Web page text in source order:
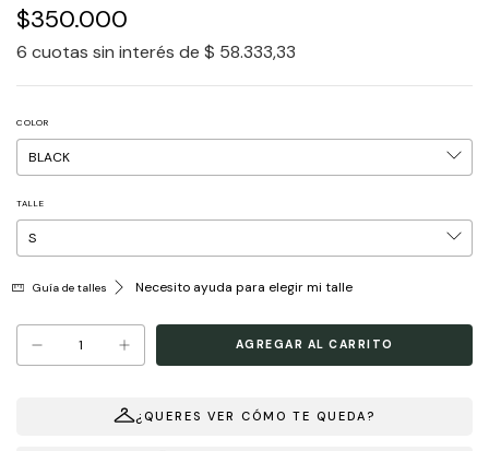
$350.000
6 cuotas sin interés de $ 58.333,33
COLOR
TALLE
Guía de talles Necesito ayuda para elegir mi talle
¿QUERES VER CÓMO TE QUEDA?